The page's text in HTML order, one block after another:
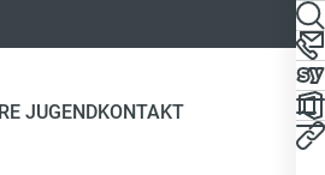
JUGENDKONTAKT